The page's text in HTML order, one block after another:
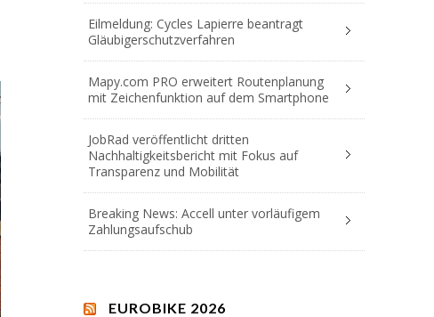
Eilmeldung: Cycles Lapierre beantragt
Gläubigerschutzverfahren
Mapy.com PRO erweitert Routenplanung
mit Zeichenfunktion auf dem Smartphone
JobRad veröffentlicht dritten
Nachhaltigkeitsbericht mit Fokus auf
Transparenz und Mobilität
Breaking News: Accell unter vorläufigem
Zahlungsaufschub
EUROBIKE 2026